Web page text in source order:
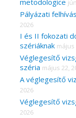
Pályázati
2026
I és II fokozati
szériáknak május
Véglegesítő
széria május 22,
A véglegesítő
2026
Véglegesítő
2026